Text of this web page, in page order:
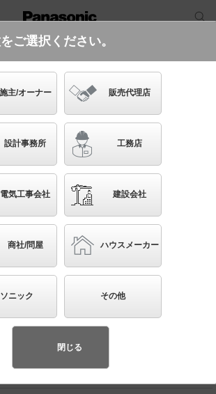
ス）
キーワード
かんたん照度計算
XLX460MENT LR9
(コンフォート15タイプ・一般タイ
プ・6900 lmタイプ・昼白色・調光)
生産終了 (代替品XLX460MENP LR9
起動方式違いの商品を見る
一体型LEDベースライト 連続調光
イコン別売） コンフォート／下面開
形高出力型2灯器具相当 Hf32形高出
長寿命・省電力のLEDを主照明にした、高品
ご選択ください。
施主/オーナー 販売代理店
設計事務所 工務店
電気工事会社 建設会社
商社/問屋 ハウスメーカー
ニック その他
閉じる